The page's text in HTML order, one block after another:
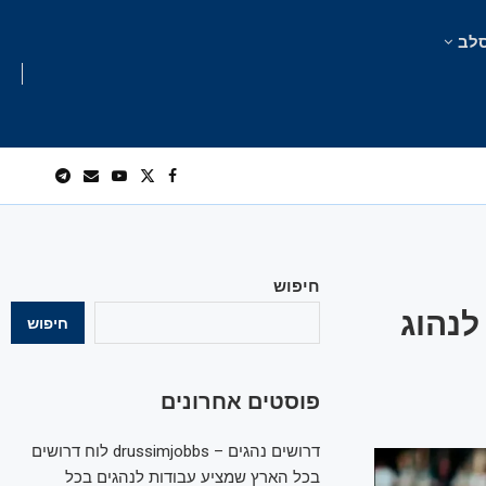
איטליה אסרה על נהג הפורמולה-1 בן ה-18 לנהוג
חיפוש
חיפוש
פוסטים אחרונים
דרושים נהגים – drussimjobbs לוח דרושים
בכל הארץ שמציע עבודות לנהגים בכל